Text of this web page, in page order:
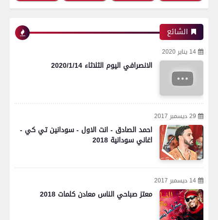
الشائع
14 يناير 2020
الانصرافي اليوم الثلاثاء 2020/1/14
29 ديسمبر 2017
احمد الصادق - انت الاول - سودانين تي كي -
اغاني سودانية 2018
14 ديسمبر 2017
معتز صباحي الناس معادن كلمات 2018